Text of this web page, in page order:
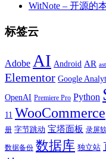
WitNote – 开源的
标签云
Adobe AI Android AR
Elementor Google
OpenAI Premiere Pro Python
11 WooCommerce
册 字节跳动 宝塔面板 录屏
数据备份 数据库 独立站